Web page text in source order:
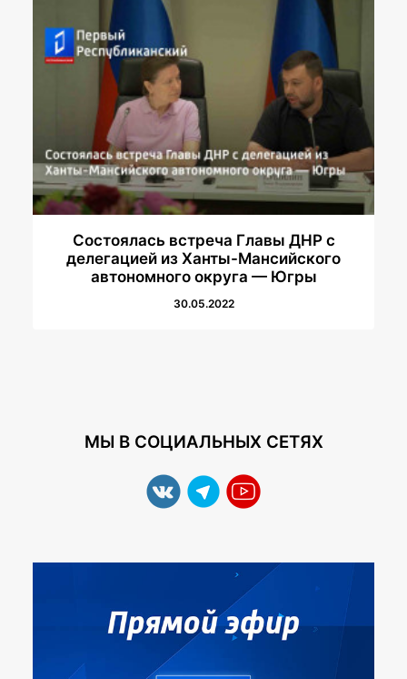
Состоялась встреча Главы ДНР с
делегацией из Ханты-Мансийского
автономного округа — Югры
30.05.2022
МЫ В СОЦИАЛЬНЫХ СЕТЯХ